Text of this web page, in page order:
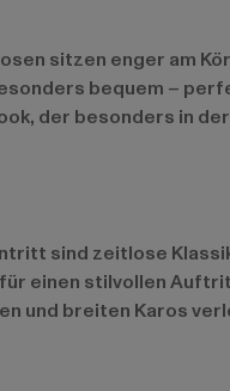
sitzen enger am
bequem –
der besonders in
sind zeitlose
einen stilvollen
und breiten Karos